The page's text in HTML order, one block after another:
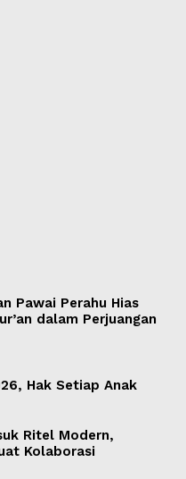
Pawai Perahu Hias
dalam Perjuangan
Hak Setiap Anak
Ritel Modern,
Kolaborasi